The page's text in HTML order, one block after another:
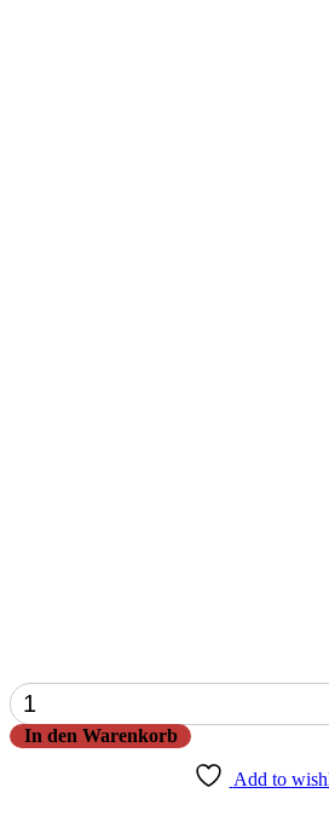
Maccheroni
Gyros
Menge
In den Warenkorb
Add to